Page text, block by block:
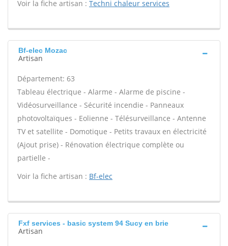
Voir la fiche artisan : Techni chaleur services
Bf-elec Mozac
Artisan
Département: 63
Tableau électrique - Alarme - Alarme de piscine -
Vidéosurveillance - Sécurité incendie - Panneaux
photovoltaïques - Eolienne - Télésurveillance - Antenne
TV et satellite - Domotique - Petits travaux en électricité
(Ajout prise) - Rénovation électrique complète ou
partielle -
Voir la fiche artisan : Bf-elec
Fxf services - basic system 94 Sucy en brie
Artisan